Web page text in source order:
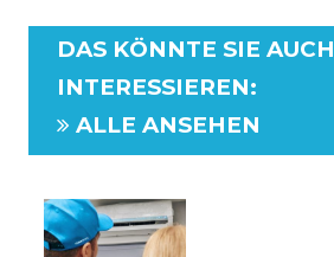
DAS KÖNNTE SIE AUCH
INTERESSIEREN:
ALLE ANSEHEN